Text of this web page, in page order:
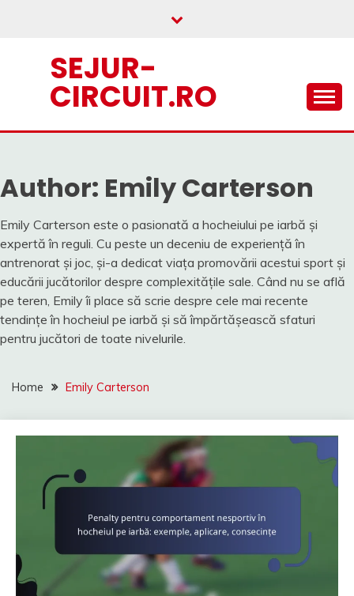
SEJUR-
CIRCUIT.RO
Author: Emily Carterson
Emily Carterson este o pasionată a hocheiului pe iarbă și
expertă în reguli. Cu peste un deceniu de experiență în
antrenorat și joc, și-a dedicat viața promovării acestui sport și
educării jucătorilor despre complexitățile sale. Când nu se află
pe teren, Emily îi place să scrie despre cele mai recente
tendințe în hocheiul pe iarbă și să împărtășească sfaturi
pentru jucători de toate nivelurile.
Home Emily Carterson